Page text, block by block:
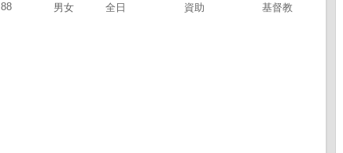
88 男女 全日 資助 基督教